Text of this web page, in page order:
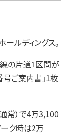
ルディングス。
の片道1区間が
ご案内書」1枚
常）で4万3,100
ーク時は2万